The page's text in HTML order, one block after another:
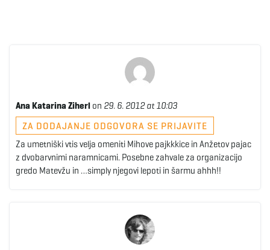
Ana Katarina Ziherl on 29. 6. 2012 at 10:03
ZA DODAJANJE ODGOVORA SE PRIJAVITE
Za umetniški vtis velja omeniti Mihove pajkkkice in Anžetov pajac
z dvobarvnimi naramnicami. Posebne zahvale za organizacijo
gredo Matevžu in …simply njegovi lepoti in šarmu ahhh!!